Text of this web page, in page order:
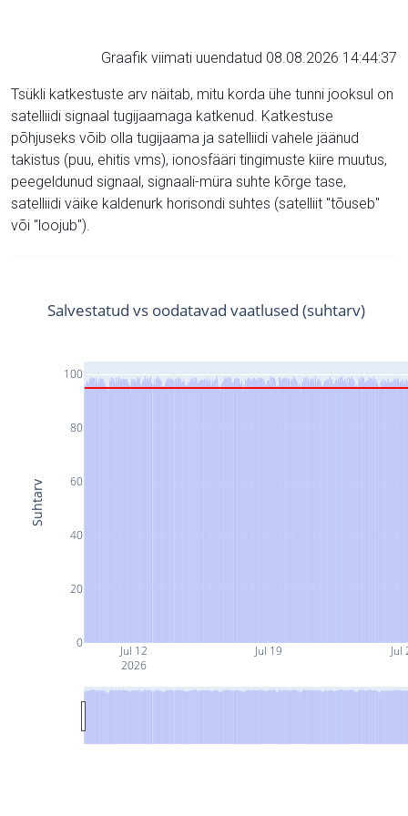
Graafik viimati uuendatud 08.08.2026 14:44:37
Tsükli katkestuste arv näitab, mitu korda ühe tunni jooksul on
satelliidi signaal tugijaamaga katkenud. Katkestuse
põhjuseks võib olla tugijaama ja satelliidi vahele jäänud
takistus (puu, ehitis vms), ionosfääri tingimuste kiire muutus,
peegeldunud signaal, signaali-müra suhte kõrge tase,
satelliidi väike kaldenurk horisondi suhtes (satelliit "tõuseb"
või "loojub").
Jul 12
2026
Jul 19 Jul
0
20
40
60
80
100
Salvestatud vs oodatavad vaatlused (suhtarv)
Suhtarv